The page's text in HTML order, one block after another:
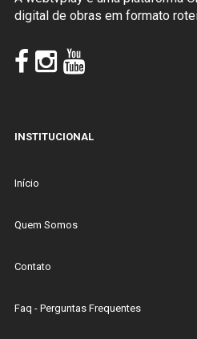
digital de obras em formato
INSTITUCIONAL
Início
Quem Somos
Contato
Faq - Perguntas Frequentes